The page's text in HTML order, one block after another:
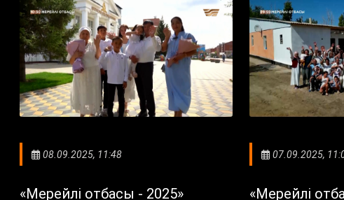
08.09.2025, 11:48
«Мерейлі отбасы - 2025»
07.09.2025,
«Мерейлі